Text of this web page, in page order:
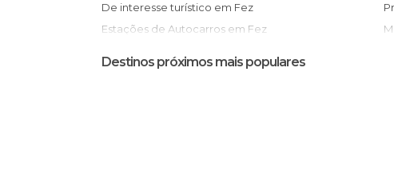
De interesse turístico em Fez
Estações de Autocarros em Fez
Informação Turística em Fez
Destinos próximos mais populares